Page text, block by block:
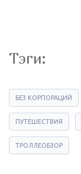
Тэги:
БЕЗ КОРПОРАЦИЙ
ПУТЕШЕСТВИЯ
ТРОЛЛЕОБЗОР